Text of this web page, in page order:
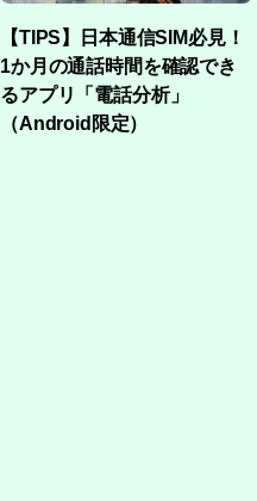
【TIPS】日本通信SIM必見！
1か月の通話時間を確認でき
るアプリ「電話分析」
（Android限定）